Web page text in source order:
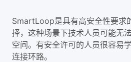
SmartLoop是具有高安全性要求
择，这种场景下技术人员可能无
空间。有安全许可的人员很容易
连接环路。